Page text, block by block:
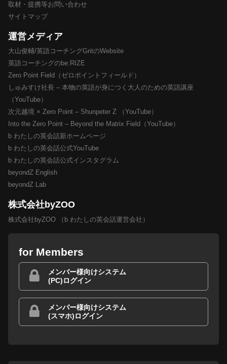
取材・提携等お問い合わせ
サイトマップ
運営メディア
大山俊輔/英語コーチングGritのWebsite
英語コーチングのbe:RIZE
Zero Point Field（ゼロポイントフィールド）
しゅみすけ社長 – 本物の英語が身につく大人のための英語講座
（YouTube）
次元越境 × Zero Point – Shunpeter Z （YouTube）
Into the Zero Point – Beyond the Matrix Field（YouTube）
b わたしの英会話新ホームページ
b わたしの英会話公式YouTube
b わたしの英会話公式インスタグラム
beyondZ English
beyondZ Lab
株式会社byZOO
株式会社byZOO （b わたしの英会話運営会社）
for Members
メンバー様向けシステム
(PC)ログイン
メンバー様向けシステム
(スマホ)ログイン